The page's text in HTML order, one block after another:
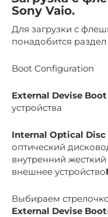
Sony Vaio.
Для загрузки с
понадобится раздел
Boot Configuration
External Devise Boot
устройства
Internal Optical Disc
оптический
внутренний
внешнее устройство
Выбираем
External Devise Boot